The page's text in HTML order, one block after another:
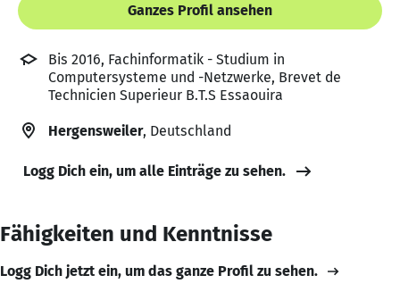
Ganzes Profil ansehen
Bis 2016, Fachinformatik - Studium in
Computersysteme und -Netzwerke, Brevet de
Technicien Superieur B.T.S Essaouira
Hergensweiler, Deutschland
Logg Dich ein, um alle Einträge zu sehen.
Fähigkeiten und Kenntnisse
Logg Dich jetzt ein, um das ganze Profil zu sehen.